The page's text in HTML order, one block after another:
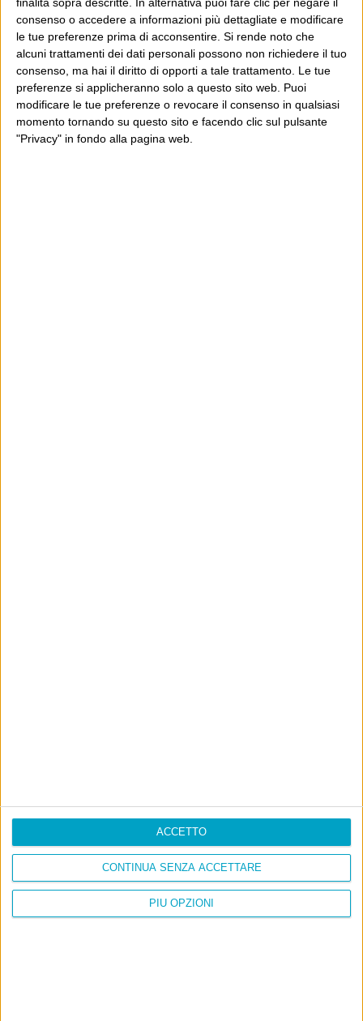
consenso o accedere a informazioni più dettagliate e modificare
le tue preferenze prima di acconsentire. Si rende noto che
alcuni trattamenti dei dati personali possono non richiedere il tuo
consenso, ma hai il diritto di opporti a tale trattamento. Le tue
preferenze si applicheranno solo a questo sito web. Puoi
modificare le tue preferenze o revocare il consenso in qualsiasi
momento tornando su questo sito e facendo clic sul pulsante
"Privacy" in fondo alla pagina web.
PIÙ OPZIONI
CONTINUA SENZA ACCETTARE
ACCETTO
POST PRECEDENTE
A pensar male
POST SUCCESSIVO
Poi dice i blogger
E per i regali di Natale